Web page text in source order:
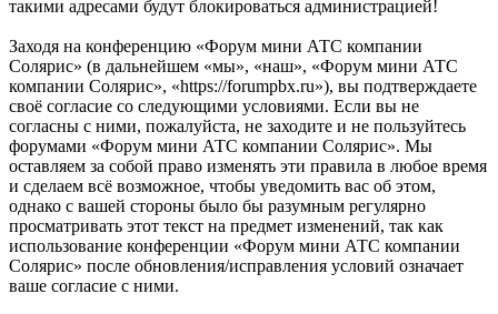
такими адресами будут блокироваться администрацией!
Заходя на конференцию «Форум мини АТС компании
Солярис» (в дальнейшем «мы», «наш», «Форум мини АТС
компании Солярис», «https://forumpbx.ru»), вы подтверждаете
своё согласие со следующими условиями. Если вы не
согласны с ними, пожалуйста, не заходите и не пользуйтесь
форумами «Форум мини АТС компании Солярис». Мы
оставляем за собой право изменять эти правила в любое время
и сделаем всё возможное, чтобы уведомить вас об этом,
однако с вашей стороны было бы разумным регулярно
просматривать этот текст на предмет изменений, так как
использование конференции «Форум мини АТС компании
Солярис» после обновления/исправления условий означает
ваше согласие с ними.